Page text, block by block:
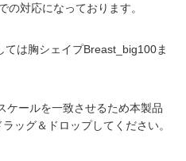
対応になっております。
は胸シェイプBreast_big100ま
ケールを一致させるため本製品
ッグ＆ドロップしてください。